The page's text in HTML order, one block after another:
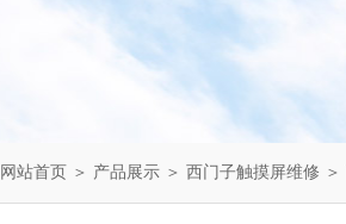
网站首页 ＞ 产品展示 ＞ 西门子触摸屏维修 ＞